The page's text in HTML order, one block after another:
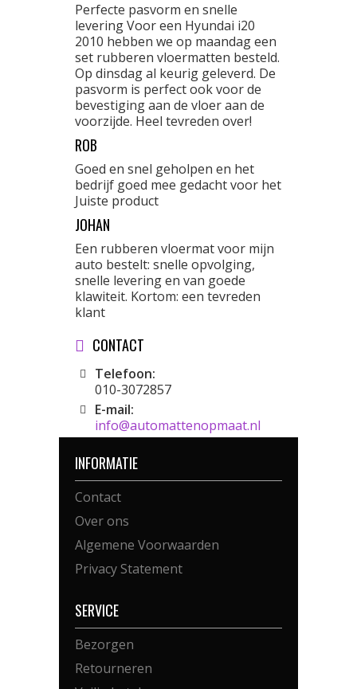
Perfecte pasvorm en snelle
levering Voor een Hyundai i20
2010 hebben we op maandag een
set rubberen vloermatten besteld.
Op dinsdag al keurig geleverd. De
pasvorm is perfect ook voor de
bevestiging aan de vloer aan de
voorzijde. Heel tevreden over!
ROB
Goed en snel geholpen en het
bedrijf goed mee gedacht voor het
Juiste product
JOHAN
Een rubberen vloermat voor mijn
auto bestelt: snelle opvolging,
snelle levering en van goede
klawiteit. Kortom: een tevreden
klant
CONTACT
Telefoon:
010-3072857
E-mail:
info@automattenopmaat.nl
INFORMATIE
Contact
Over ons
Algemene Voorwaarden
Privacy Statement
SERVICE
Bezorgen
Retourneren